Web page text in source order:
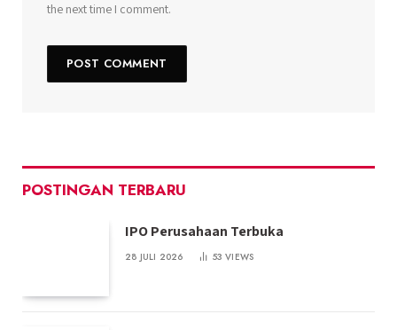
the next time I comment.
POSTINGAN TERBARU
IPO Perusahaan Terbuka
28 JULI 2026 53VIEWS